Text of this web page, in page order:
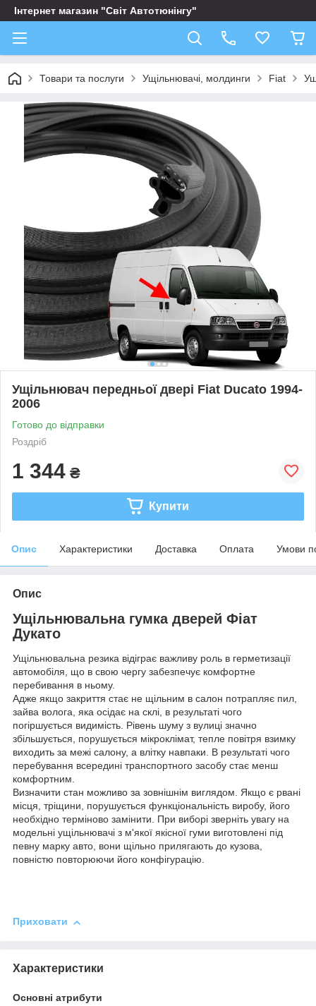
Інтернет магазин "Світ Автотюнінгу"
Товари та послуги Ущільнювачі, молдинги Fiat
Ущільнювач передньої двері Fiat Ducato 1994-
2006
Готово до відправки
Роздріб
1 344 ₴
Купити
Опис Характеристики Доставка Оплата Умови
Опис
Ущільнювальна гумка дверей Фіат
Дукато
Ущільнювальна резика відіграє важливу роль в герметизації
автомобіля, що в свою чергу забезпечує комфортне
перебивання в ньому.
Адже якщо закриття стає не щільним в салон потрапляє пил,
зайва волога, яка осідає на склі, в результаті чого
погіршується видимість. Рівень шуму з вулиці значно
збільшується, порушується мікроклімат, тепле повітря взимку
виходить за межі салону, а влітку навпаки. В результаті чого
перебування всередині транспортного засобу стає менш
комфортним.
Визначити стан можливо за зовнішнім виглядом. Якщо є рвані
місця, тріщини, порушується функціональність виробу, його
необхідно терміново замінити. При виборі зверніть увагу на
модельні ущільнювачі з м'якої якісної гуми виготовлені під
певну марку авто, вони щільно прилягають до кузова,
повністю повторюючи його конфігурацію.
Приховати
Характеристики
Основні атрибути